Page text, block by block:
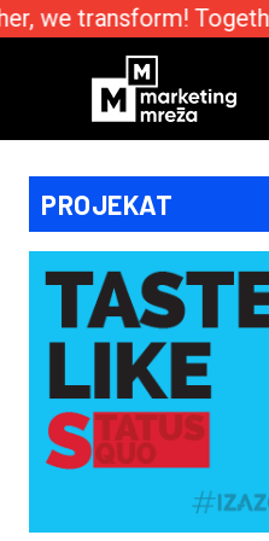
we transform!
PROJEKAT